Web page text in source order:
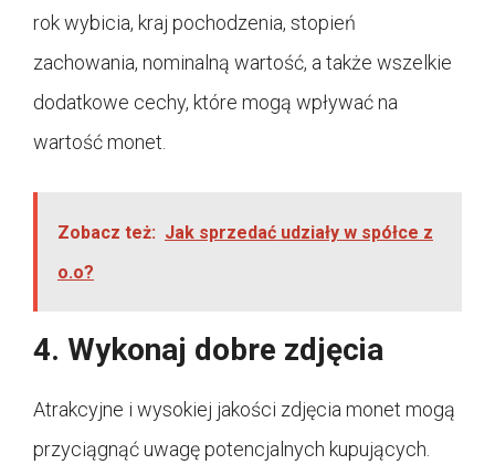
rok wybicia, kraj pochodzenia, stopień
zachowania, nominalną wartość, a także wszelkie
dodatkowe cechy, które mogą wpływać na
wartość monet.
Zobacz też: Jak sprzedać udziały w spółce z
o.o?
4. Wykonaj dobre zdjęcia
Atrakcyjne i wysokiej jakości zdjęcia monet mogą
przyciągnąć uwagę potencjalnych kupujących.